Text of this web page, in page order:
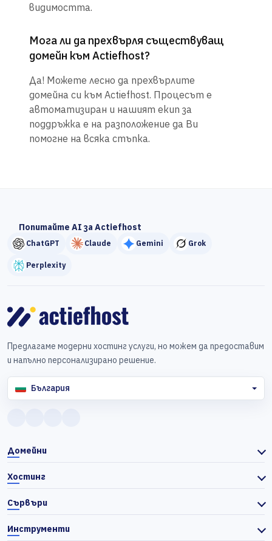
видимостта.
Мога ли да прехвърля съществуващ
домейн към Actiefhost?
Да! Можете лесно да прехвърлите
домейна си към Actiefhost. Процесът е
автоматизиран и нашият екип за
поддръжка е на разположение да Ви
помогне на всяка стъпка.
Попитайте AI за Actiefhost
ChatGPT Claude Gemini Grok
Perplexity
Предлагаме модерни хостинг услуги, но можем да предоставим
и напълно персонализирано решение.
България
Домейни
Хостинг
Сървъри
Инструменти